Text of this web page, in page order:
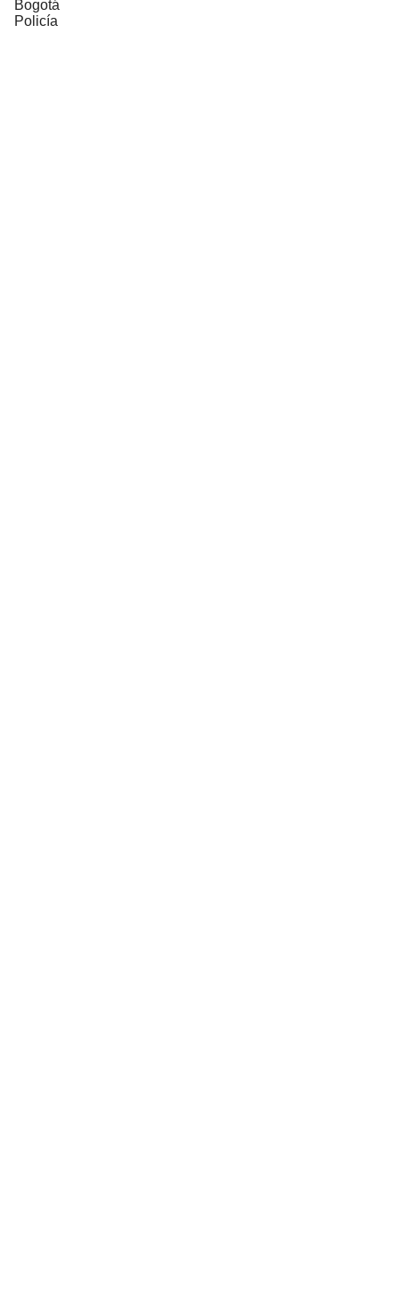
Bogotá
Policía